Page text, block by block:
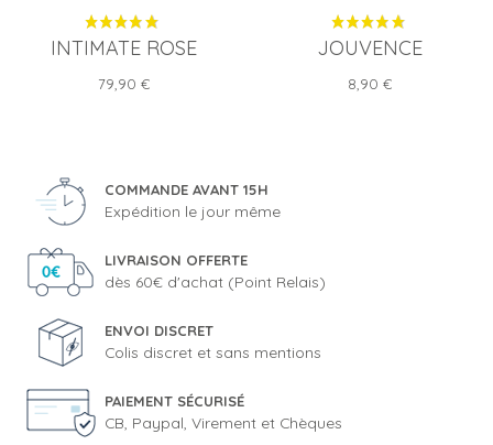
INTIMATE ROSE
Prix
79,90 €
JOUVENCE
Prix
8,90 €
COMMANDE AVANT 15H
Expédition le jour même
LIVRAISON OFFERTE
dès 60€ d'achat (Point Relais)
ENVOI DISCRET
Colis discret et sans mentions
PAIEMENT SÉCURISÉ
CB, Paypal, Virement et Chèques